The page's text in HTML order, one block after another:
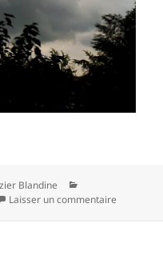
Blandine
Laisser un commentaire